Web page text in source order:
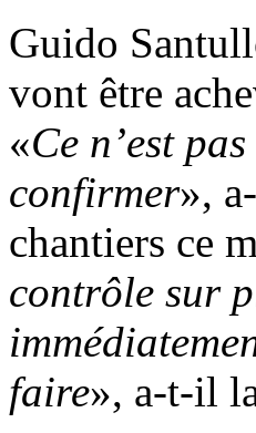
Guido
vont être
«Ce n’est
confirmer»,
chantiers ce
contrôle sur
faire», a-t-il